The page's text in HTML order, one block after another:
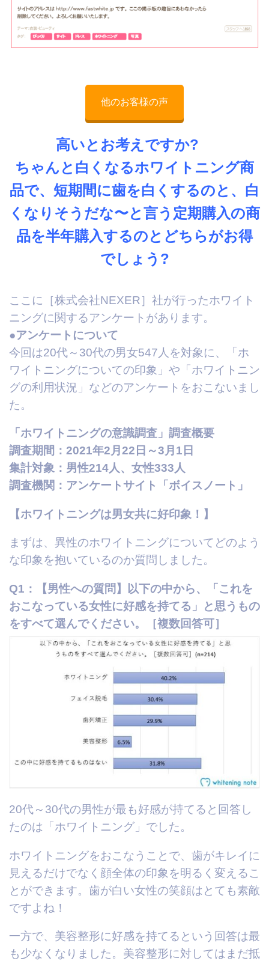
他のお客様の声
高いとお考えですか?
ちゃんと白くなるホワイトニング商
品で、短期間に歯を白くするのと、白
くなりそうだな〜と言う定期購入の商
品を半年購入するのとどちらがお得
でしょう?
ここに［株式会社NEXER］社が行ったホワイト
ニングに関するアンケートがあります。
●アンケートについて
今回は20代～30代の男女547人を対象に、「ホ
ワイトニングについての印象」や「ホワイトニン
グの利用状況」などのアンケートをおこないまし
た。
「ホワイトニングの意識調査」調査概要
調査期間：2021年2月22日～3月1日
集計対象：男性214人、女性333人
調査機関：アンケートサイト「ボイスノート」
【ホワイトニングは男女共に好印象！】
まずは、異性のホワイトニングについてどのよう
な印象を抱いているのか質問しました。
Q1：【男性への質問】以下の中から、「これを
おこなっている女性に好感を持てる」と思うもの
をすべて選んでください。［複数回答可］
20代～30代の男性が最も好感が持てると回答し
たのは「ホワイトニング」でした。
ホワイトニングをおこなうことで、歯がキレイに
見えるだけでなく顔全体の印象を明るく変えるこ
とができます。歯が白い女性の笑顔はとても素敵
ですよね！
一方で、美容整形に好感を持てるという回答は最
も少なくなりました。美容整形に対してはまだ抵